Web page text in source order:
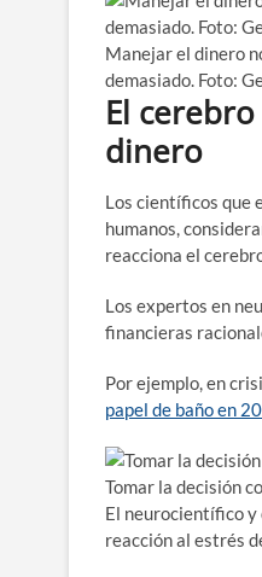
Manejar el dinero
demasiado. Foto:
El
dinero
Los científicos que
humanos,
reacciona el
Los expertos en
financieras
Por ejemplo, en
papel de baño en
Tomar la decisión
El neurocientífico y
reacción al estrés